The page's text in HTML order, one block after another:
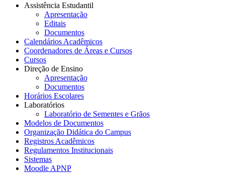
Assistência Estudantil
Apresentação
Editais
Documentos
Calendários Acadêmicos
Coordenadores de Áreas e Cursos
Cursos
Direção de Ensino
Apresentação
Documentos
Horários Escolares
Laboratórios
Laboratório de Sementes e Grãos
Modelos de Documentos
Organização Didática do Campus
Registros Acadêmicos
Regulamentos Institucionais
Sistemas
Moodle APNP